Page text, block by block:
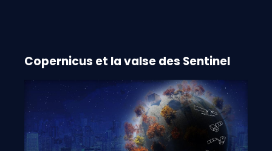
Copernicus et la valse des Sentinel